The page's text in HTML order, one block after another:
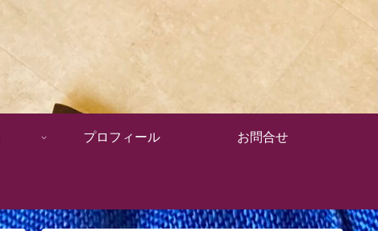
プロフィール お問合せ